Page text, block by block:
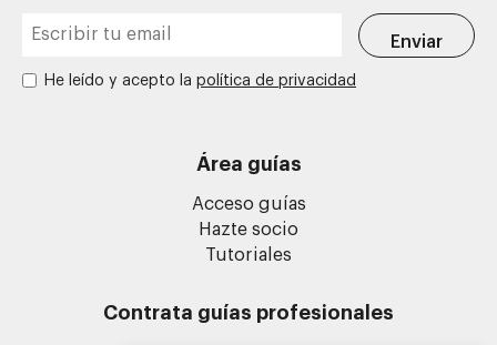
He leído y acepto la política de privacidad
Área guías
Acceso guías
Hazte socio
Tutoriales
Contrata guías profesionales